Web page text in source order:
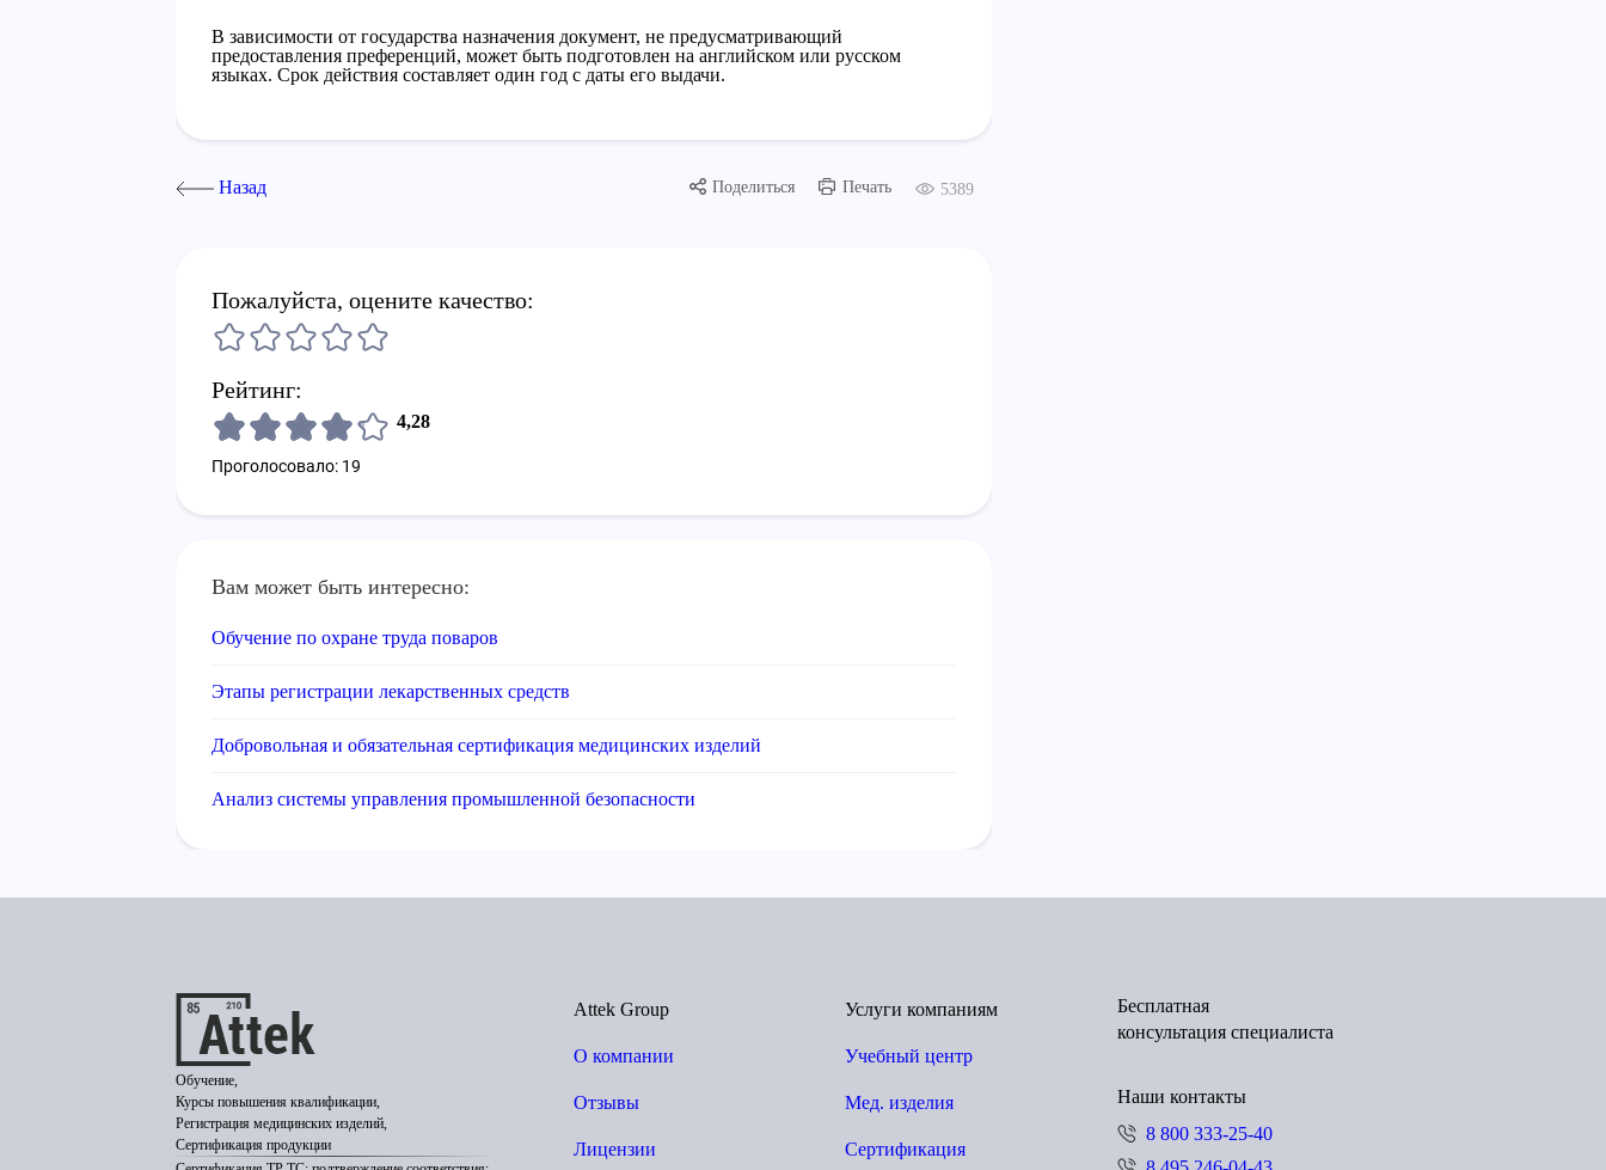
В зависимости от государства назначения документ, не предусматривающий
предоставления преференций, может быть подготовлен на английском или русском
языках. Срок действия составляет один год с даты его выдачи.
Назад Поделиться Печать 5389
Пожалуйста, оцените качество:
Рейтинг:
4,28
Проголосовало: 19
Вам может быть интересно:
Обучение по охране труда поваров
Этапы регистрации лекарственных средств
Добровольная и обязательная сертификация медицинских изделий
Анализ системы управления промышленной безопасности
Обучение,
Курсы повышения квалификации,
Регистрация медицинских изделий,
Сертификация продукции
Attek Group
О компании
Отзывы
Лицензии
Услуги компаниям
Учебный центр
Мед. изделия
Сертификация
Бесплатная
консультация специалиста
Наши контакты
8 800 333-25-40